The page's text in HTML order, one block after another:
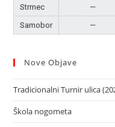
Strmec —
Samobor
—
Nove Objave
Tradicionalni Turnir ulica
Škola nogometa